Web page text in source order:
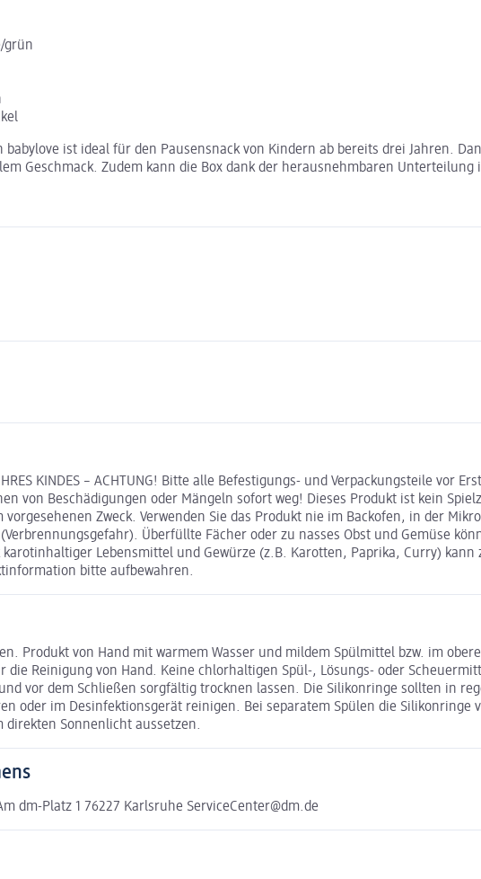
grün
babylove ist ideal für den Pausensnack von Kindern ab bereits drei Jahren.
Geschmack. Zudem kann die Box dank der herausnehmbaren
IHRES KINDES – ACHTUNG! Bitte alle Befestigungs- und Verpackungsteile
von Beschädigungen oder Mängeln sofort weg! Dieses Produkt ist kein
Zweck. Verwenden Sie das Produkt nie im Backofen, in der
Überfüllte Fächer oder zu nasses Obst und Gemüse
Lebensmittel und Gewürze (z.B. Karotten, Paprika, Curry)
bitte aufbewahren.
Produkt von Hand mit warmem Wasser und mildem Spülmittel bzw. im
die Reinigung von Hand. Keine chlorhaltigen Spül-, Lösungs- oder
vor dem Schließen sorgfältig trocknen lassen. Die Silikonringe sollten in
oder im Desinfektionsgerät reinigen. Bei separatem Spülen die
Sonnenlicht aussetzen.
dm-Platz 1 76227 Karlsruhe ServiceCenter@dm.de